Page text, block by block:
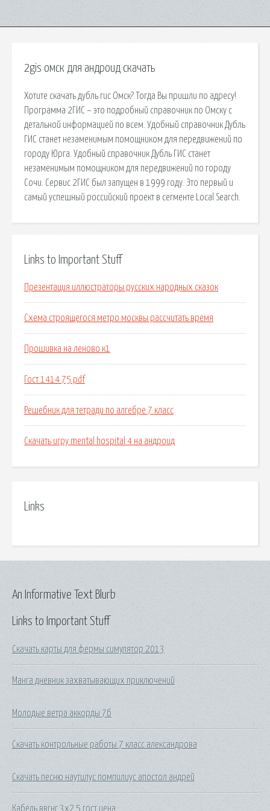
2gis омск для андроид скачать
Хотите скачать дубль гис Омск? Тогда Вы пришли по адресу!
Программа 2ГИС – это подробный справочник по Омску с
детальной информацией по всем. Удобный справочник Дубль
ГИС станет незаменимым помощником для передвижений по
городу Юрга. Удобный справочник Дубль ГИС станет
незаменимым помощником для передвижений по городу
Сочи. Сервис 2ГИС был запущен в 1999 году. Это первый и
самый успешный российский проект в сегменте Local Search.
Links to Important Stuff
Презентация иллюстраторы русских народных сказок
Схема строящегося метро москвы рассчитать время
Прошивка на леново к1
Гост 1414 75 pdf
Решебник для тетради по алгебре 7 класс
Скачать игру mental hospital 4 на андроид
Links
Links to Important Stuff
Скачать карты для фермы симулятор 2013
Манга дневник захватывающих приключений
Молодые ветра аккорды 7б
Скачать контрольные работы 7 класс александрова
Скачать песню наутилус помпилиус апостол андрей
Кабель ввгнг 3х2 5 гост цена
An Informative Text Blurb